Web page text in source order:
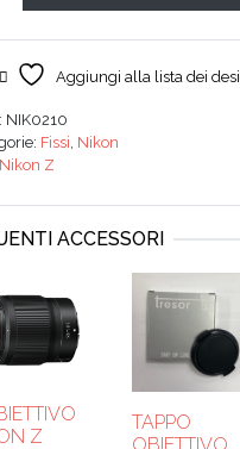
Aggiungi alla lista dei
NIK0210
Fissi, Nikon
Nikon Z
ACCESSORI
Z
TAPPO